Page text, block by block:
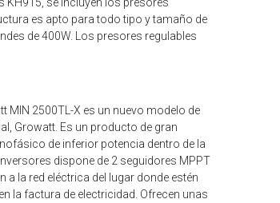
es apto para todo tipo y tamaño de
de 400W. Los presores regulables
MIN 2500TL-X es un nuevo modelo de
Growatt. Es un producto de gran
de inferior potencia dentro de la
dispone de 2 seguidores MPPT
la red eléctrica del lugar donde estén
la factura de electricidad. Ofrecen unas